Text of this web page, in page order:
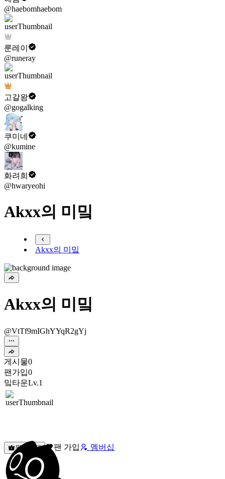
@haebomhaebom
룬레이
@runeray
고갈왕
@gogalking
쿠미네
@kumine
화려희
@hwaryeohi
Akxx의 미밐
Akxx의 미밐
Akxx의 미밐
@VtTf9mIGhYYqR2gYj
게시물0
팬가입0
밐타운Lv.1
원픽선택 팬 가입 멤버십
밐타운
피드